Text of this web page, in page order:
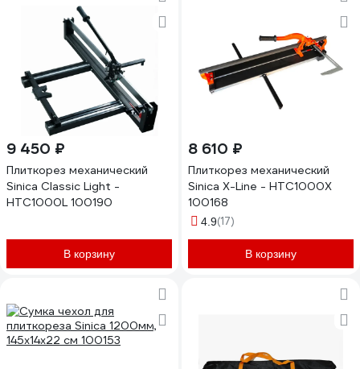
9 450 ₽
Плиткорез механический
Sinica Classic Light -
HTC1000L 100190
В корзину
8 610 ₽
Плиткорез механический
Sinica X-Line - HTC1000X
100168
4.9(17)
В корзину